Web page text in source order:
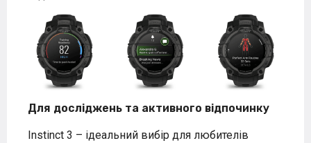
Для досліджень та активного відпочинку
Instinct 3 – ідеальний вибір для любителів